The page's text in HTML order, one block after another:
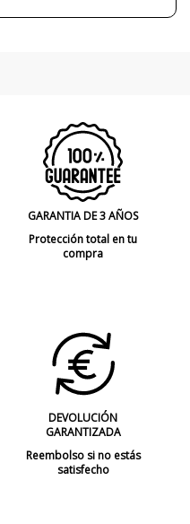
GARANTIA DE 3 AÑOS
Protección total en tu
compra
DEVOLUCIÓN
GARANTIZADA
Reembolso si no estás
satisfecho